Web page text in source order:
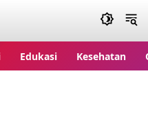
Edukasi Kesehatan